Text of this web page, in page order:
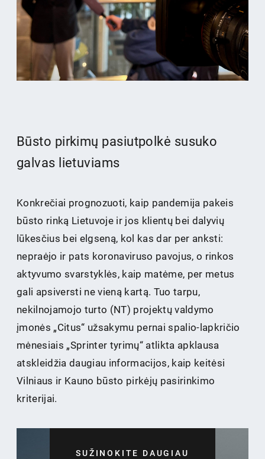
Būsto pirkimų pasiutpolkė susuko
galvas lietuviams
Konkrečiai prognozuoti, kaip pandemija pakeis
būsto rinką Lietuvoje ir jos klientų bei dalyvių
lūkesčius bei elgseną, kol kas dar per anksti:
nepraėjo ir pats koronaviruso pavojus, o rinkos
aktyvumo svarstyklės, kaip matėme, per metus
gali apsiversti ne vieną kartą. Tuo tarpu,
nekilnojamojo turto (NT) projektų valdymo
įmonės „Citus“ užsakymu pernai spalio-lapkričio
mėnesiais „Sprinter tyrimų“ atlikta apklausa
atskleidžia daugiau informacijos, kaip keitėsi
Vilniaus ir Kauno būsto pirkėjų pasirinkimo
kriterijai.
SUŽINOKITE DAUGIAU